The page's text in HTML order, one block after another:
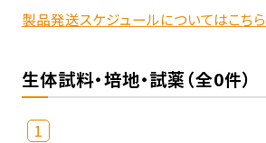
製品発送スケジュールについてはこちら
生体試料・培地・試薬（全0件）
1